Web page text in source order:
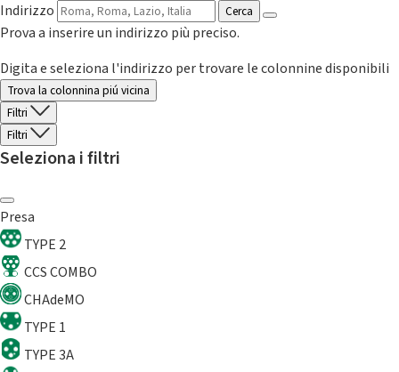
Indirizzo
Cerca
Prova a inserire un indirizzo più preciso.
Digita e seleziona l'indirizzo per trovare le colonnine disponibili
Trova la colonnina piú vicina
Filtri
Filtri
Seleziona i filtri
Presa
TYPE 2
CCS COMBO
CHAdeMO
TYPE 1
TYPE 3A